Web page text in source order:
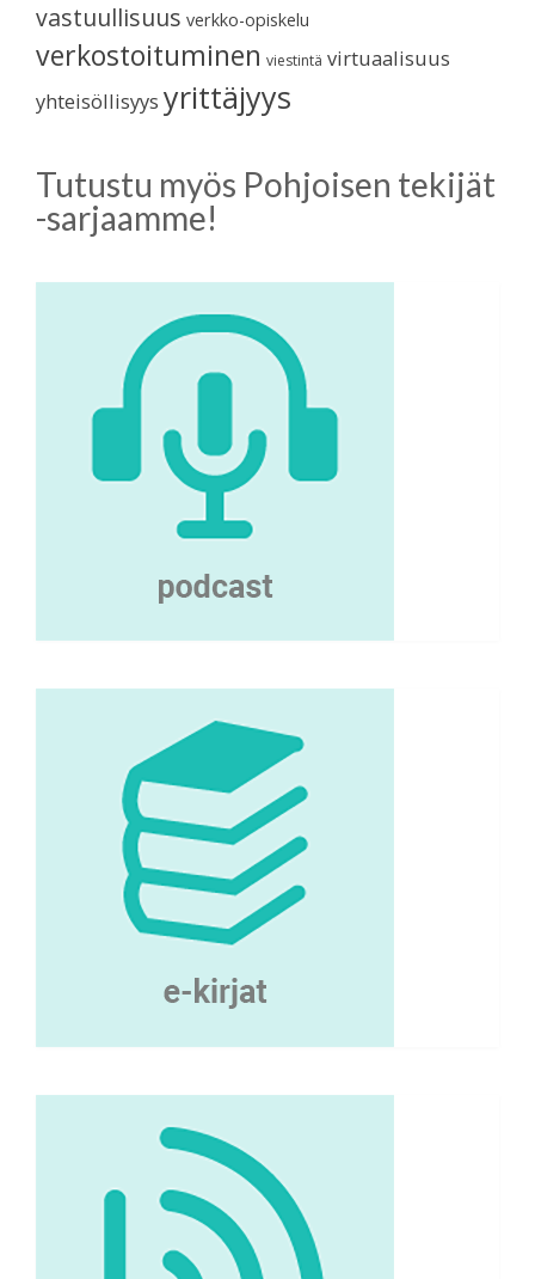
vastuullisuus verkko-opiskelu
verkostoituminen viestintä virtuaalisuus
yhteisöllisyys yrittäjyys
Tutustu myös Pohjoisen tekijät
-sarjaamme!